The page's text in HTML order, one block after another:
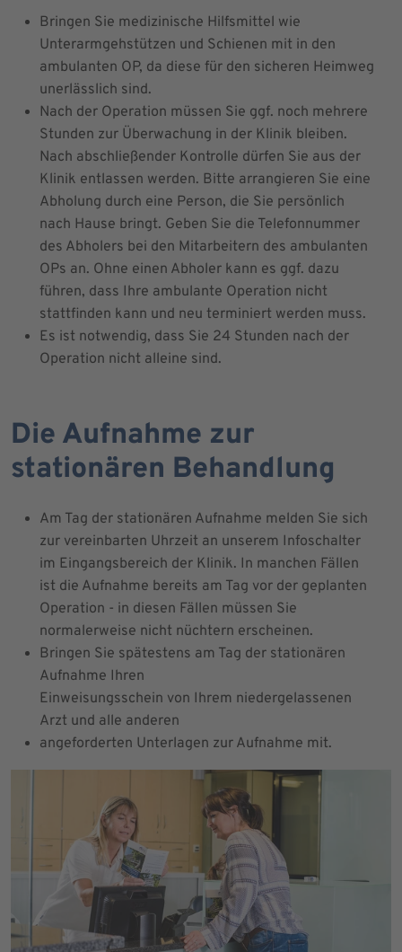
Bringen Sie medizinische Hilfsmittel wie
Unterarmgehstützen und Schienen mit in den
ambulanten OP, da diese für den sicheren Heimweg
unerlässlich sind.
Nach der Operation müssen Sie ggf. noch mehrere
Stunden zur Überwachung in der Klinik bleiben.
Nach abschließender Kontrolle dürfen Sie aus der
Klinik entlassen werden. Bitte arrangieren Sie eine
Abholung durch eine Person, die Sie persönlich
nach Hause bringt. Geben Sie die Telefonnummer
des Abholers bei den Mitarbeitern des ambulanten
OPs an. Ohne einen Abholer kann es ggf. dazu
führen, dass Ihre ambulante Operation nicht
stattfinden kann und neu terminiert werden muss.
Es ist notwendig, dass Sie 24 Stunden nach der
Operation nicht alleine sind.
Die Aufnahme zur
stationären Behandlung
Am Tag der stationären Aufnahme melden Sie sich
zur vereinbarten Uhrzeit an unserem Infoschalter
im Eingangsbereich der Klinik. In manchen Fällen
ist die Aufnahme bereits am Tag vor der geplanten
Operation - in diesen Fällen müssen Sie
normalerweise nicht nüchtern erscheinen.
Bringen Sie spätestens am Tag der stationären
Aufnahme Ihren
Einweisungsschein von Ihrem niedergelassenen
Arzt und alle anderen
angeforderten Unterlagen zur Aufnahme mit.